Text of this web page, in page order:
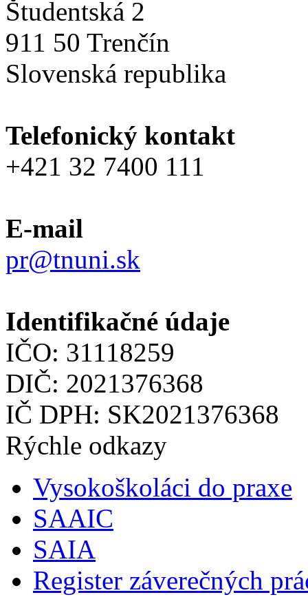
Študentská 2
911 50 Trenčín
Slovenská republika
Telefonický kontakt
+421 32 7400 111
E-mail
pr@tnuni.sk
Identifikačné údaje
IČO: 31118259
DIČ: 2021376368
IČ DPH: SK2021376368
Rýchle odkazy
Vysokoškoláci do praxe
SAAIC
SAIA
Register záverečných